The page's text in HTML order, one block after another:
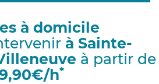
g
o
n
à domicile
à Sainte-
à partir de
h*